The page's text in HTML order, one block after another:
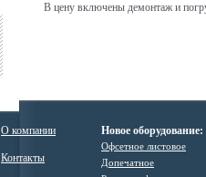
В цену включены демонтаж и
О компании
Контакты
Новое оборудование:
Офсетное листовое
Допечатное